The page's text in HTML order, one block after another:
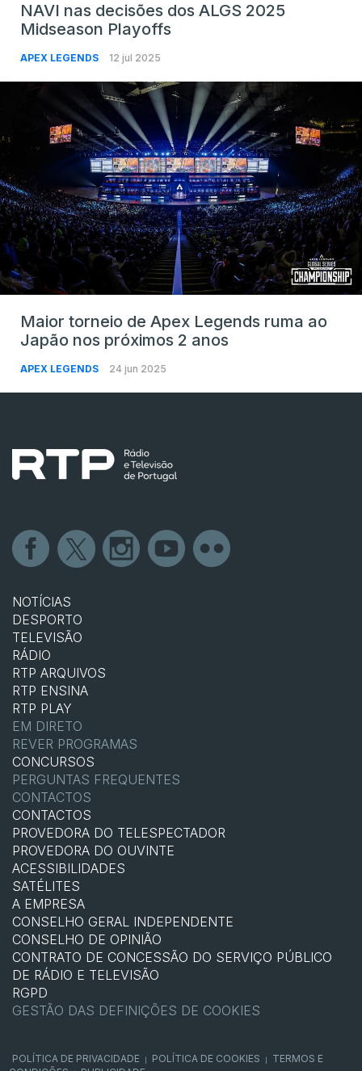
NAVI nas decisões dos ALGS 2025
Midseason Playoffs
APEX LEGENDS 12 jul 2025
Maior torneio de Apex Legends ruma ao
Japão nos próximos 2 anos
APEX LEGENDS 24 jun 2025
NOTÍCIAS
DESPORTO
TELEVISÃO
RÁDIO
RTP ARQUIVOS
RTP ENSINA
RTP PLAY
EM DIRETO
REVER PROGRAMAS
CONCURSOS
PERGUNTAS FREQUENTES
CONTACTOS
CONTACTOS
PROVEDORA DO TELESPECTADOR
PROVEDORA DO OUVINTE
ACESSIBILIDADES
SATÉLITES
A EMPRESA
CONSELHO GERAL INDEPENDENTE
CONSELHO DE OPINIÃO
CONTRATO DE CONCESSÃO DO SERVIÇO PÚBLICO
DE RÁDIO E TELEVISÃO
RGPD
GESTÃO DAS DEFINIÇÕES DE COOKIES
POLÍTICA DE PRIVACIDADE POLÍTICA DE COOKIES
TERMOS E